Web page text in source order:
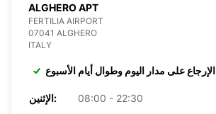
ALGHERO APT
FERTILIA AIRPORT
07041 ALGHERO
ITALY
الإرجاع على مدار اليوم وطوال أيام الأسبوع
الإثنين:
08:00 - 22:30